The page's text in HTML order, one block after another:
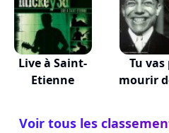
Live à Saint-
Etienne
Tu vas
mourir
Voir tous les